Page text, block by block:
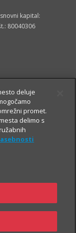
kapital:
80040306
deluje
promet.
delimo s